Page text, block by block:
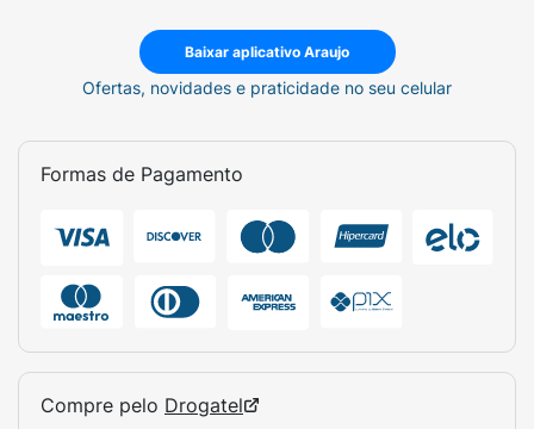
•Frasco 100ml.
Massagem na palma da mão e, em seguida,
faça movimentos circulares com as duas
mãos para aquecer levemente antes de iniciar
corpo com bebê com movimentos suaves e
desejar relaxar e hidratar a pele do bebê e da
beijinho no nariz!
Baixar aplicativo Araujo
Ofertas, novidades e praticidade no seu celular
Formas de Pagamento
Compre pelo Drogatel